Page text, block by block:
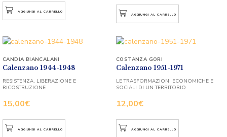
AGGIUNGI AL CARRELLO
AGGIUNGI AL CARRELLO
Calenzano 1944-1948
15,00€
CANDIA BIANCALANI
RESISTENZA, LIBERAZIONE E
RICOSTRUZIONE
AGGIUNGI AL CARRELLO
Calenzano 1951-1971
12,00€
COSTANZA GORI
LE TRASFORMAZIONI ECONOMICHE E
SOCIALI DI UN TERRITORIO
AGGIUNGI AL CARRELLO